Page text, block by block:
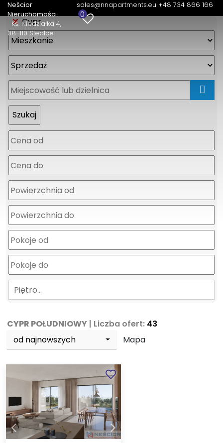
Neścior
Nieruchomości
Ks. Niedziałka 4
08-110 Siedlce
sales@nnapartments.eu +48 734 866 166
0
Cypr
Piętro…
CYPR POŁUDNIOWY | Liczba ofert: 43
od najnowszych
Mapa